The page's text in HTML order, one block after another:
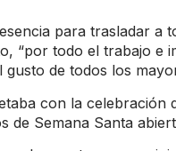
para trasladar a
“por todo el trabajo e
de todos los
con la
Semana Santa